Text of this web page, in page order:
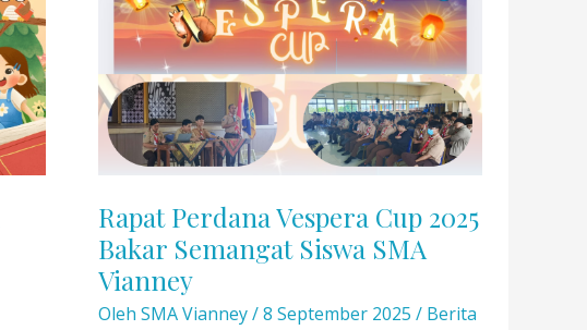
Certificate
Rapat Perdana Vespera Cup 2025
Bakar Semangat Siswa SMA
Vianney
Oleh SMA Vianney/8 September 2025 / Berita